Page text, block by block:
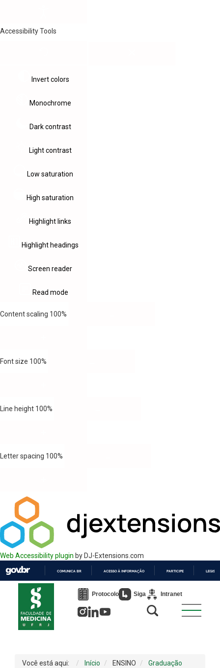
Accessibility Tools
Invert colors
Monochrome
Dark contrast
Light contrast
Low saturation
High saturation
Highlight links
Highlight headings
Screen reader
Read mode
Content scaling 100%
Font size 100%
Line height 100%
Letter spacing 100%
Web Accessibility plugin by DJ-Extensions.com
PARA
COMUNICA BR ACESSO À INFORMAÇÃO PARTICIPE
Protocolo Siga Intranet
Você está aqui: Início ENSINO
Graduação